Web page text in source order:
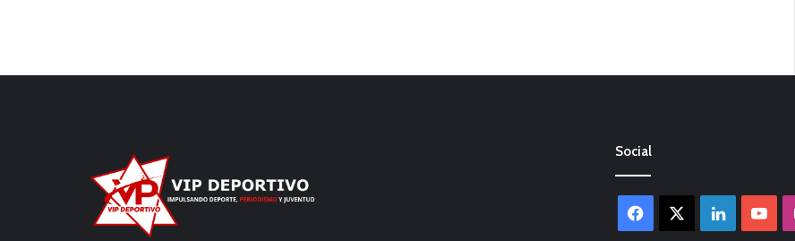
Social
Facebook LinkedIn